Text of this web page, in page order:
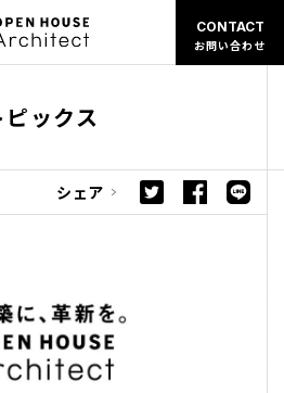
CONTACT
お問い合わせ
ピックス
シェア